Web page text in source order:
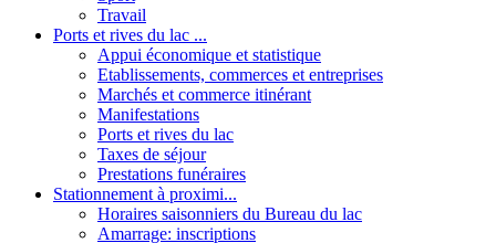
Travail
Ports et rives du lac ...
Appui économique et statistique
Etablissements, commerces et entreprises
Marchés et commerce itinérant
Manifestations
Ports et rives du lac
Taxes de séjour
Prestations funéraires
Stationnement à proximi...
Horaires saisonniers du Bureau du lac
Amarrage: inscriptions